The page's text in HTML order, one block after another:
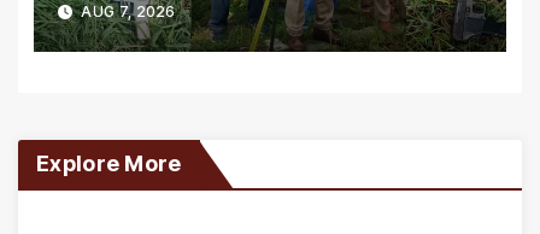
AUG 7, 2026
Explore More